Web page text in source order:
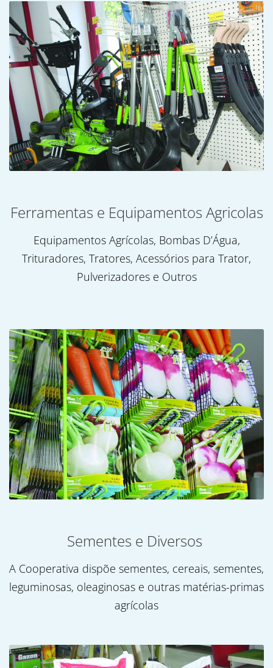
Ferramentas e Equipamentos Agricolas
Equipamentos Agrícolas, Bombas D’Água,
Trituradores, Tratores, Acessórios para Trator,
Pulverizadores e Outros
Sementes e Diversos
A Cooperativa dispõe sementes, cereais, sementes,
leguminosas, oleaginosas e outras matérias-primas
agrícolas